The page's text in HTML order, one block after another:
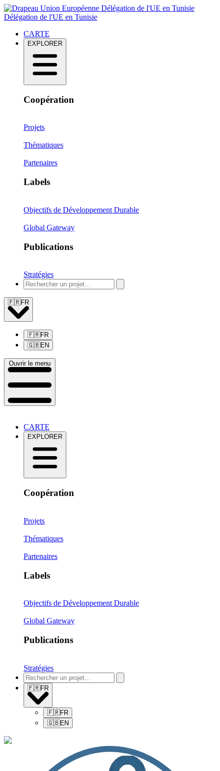
Délégation de l'UE en Tunisie
Délégation de l'UE en Tunisie
CARTE
EXPLORER
Coopération
Projets
Thématiques
Partenaires
Labels
Objectifs de Développement Durable
Global Gateway
Publications
Stratégies
🇫🇷FR
🇫🇷FR
🇬🇧EN
Ouvrir le menu
CARTE
EXPLORER
Coopération
Projets
Thématiques
Partenaires
Labels
Objectifs de Développement Durable
Global Gateway
Publications
Stratégies
🇫🇷FR
🇫🇷FR
🇬🇧EN